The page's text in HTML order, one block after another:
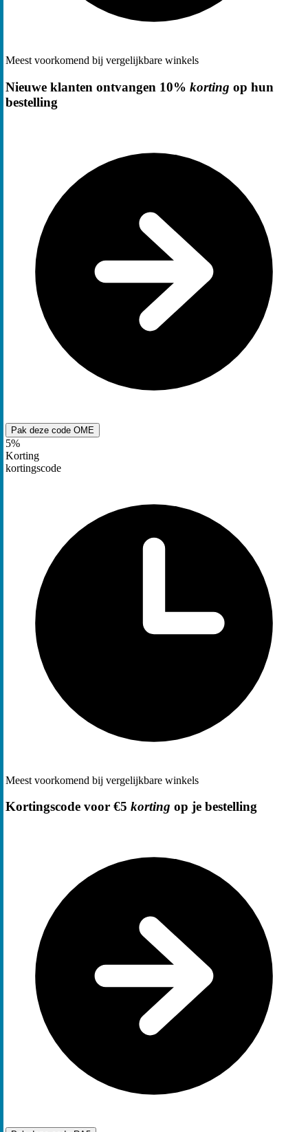
Meest voorkomend bij vergelijkbare winkels
Nieuwe klanten ontvangen 10% korting op hun
bestelling
Pak deze code OME
5%
Korting
kortingscode
Meest voorkomend bij vergelijkbare winkels
Kortingscode voor €5 korting op je bestelling